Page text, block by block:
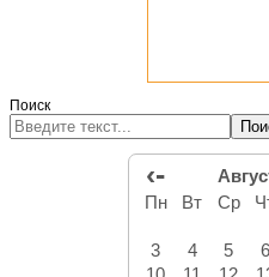
Поиск
‹-
Пн Вт Ср
3
4 5 6